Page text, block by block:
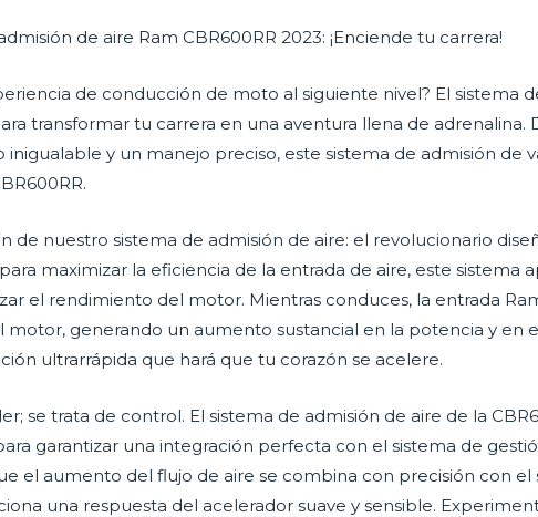
de aire Ram CBR600RR 2023: ¡Enciende tu carrera!
de conducción de moto al siguiente nivel? El sistema
transformar tu carrera en una aventura llena de adrenalina.
y un manejo preciso, este sistema de admisión de
de nuestro sistema de admisión de aire: el revolucionario
maximizar la eficiencia de la entrada de aire, este sistema
el rendimiento del motor. Mientras conduces, la entrada
generando un aumento sustancial en la potencia y en
ultrarrápida que hará que tu corazón se acelere.
se trata de control. El sistema de admisión de aire de la
garantizar una integración perfecta con el sistema de
el aumento del flujo de aire se combina con precisión con el
una respuesta del acelerador suave y sensible.